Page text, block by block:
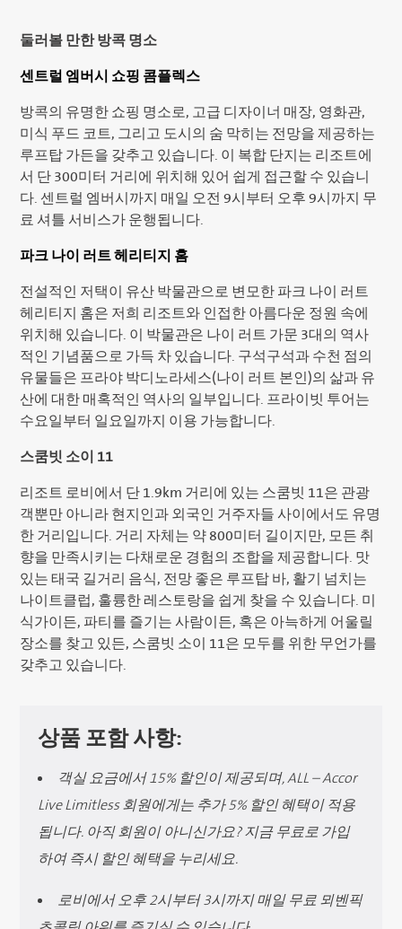
둘러볼 만한 방콕 명소
센트럴 엠버시 쇼핑 콤플렉스
방콕의 유명한 쇼핑 명소로, 고급 디자이너 매장, 영화관,
미식 푸드 코트, 그리고 도시의 숨 막히는 전망을 제공하는
루프탑 가든을 갖추고 있습니다. 이 복합 단지는 리조트에
서 단 300미터 거리에 위치해 있어 쉽게 접근할 수 있습니
다. 센트럴 엠버시까지 매일 오전 9시부터 오후 9시까지 무
료 셔틀 서비스가 운행됩니다.
파크 나이 러트 헤리티지 홈
전설적인 저택이 유산 박물관으로 변모한 파크 나이 러트
헤리티지 홈은 저희 리조트와 인접한 아름다운 정원 속에
위치해 있습니다. 이 박물관은 나이 러트 가문 3대의 역사
적인 기념품으로 가득 차 있습니다. 구석구석과 수천 점의
유물들은 프라야 박디노라세스(나이 러트 본인)의 삶과 유
산에 대한 매혹적인 역사의 일부입니다. 프라이빗 투어는
수요일부터 일요일까지 이용 가능합니다.
스쿰빗 소이 11
리조트 로비에서 단 1.9km 거리에 있는 스쿰빗 11은 관광
객뿐만 아니라 현지인과 외국인 거주자들 사이에서도 유명
한 거리입니다. 거리 자체는 약 800미터 길이지만, 모든 취
향을 만족시키는 다채로운 경험의 조합을 제공합니다. 맛
있는 태국 길거리 음식, 전망 좋은 루프탑 바, 활기 넘치는
나이트클럽, 훌륭한 레스토랑을 쉽게 찾을 수 있습니다. 미
식가이든, 파티를 즐기는 사람이든, 혹은 아늑하게 어울릴
장소를 찾고 있든, 스쿰빗 소이 11은 모두를 위한 무언가를
갖추고 있습니다.
상품 포함 사항:
객실 요금에서 15% 할인이 제공되며, ALL – Accor
Live Limitless 회원에게는 추가 5% 할인 혜택이 적용
됩니다. 아직 회원이 아니신가요? 지금 무료로 가입
하여 즉시 할인 혜택을 누리세요.
로비에서 오후 2시부터 3시까지 매일 무료 뫼벤픽